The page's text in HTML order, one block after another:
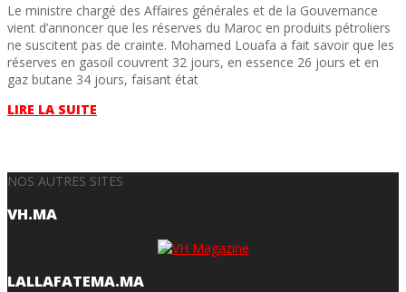
Le ministre chargé des Affaires générales et de la Gouvernance
vient d’annoncer que les réserves du Maroc en produits pétroliers
ne suscitent pas de crainte. Mohamed Louafa a fait savoir que les
réserves en gasoil couvrent 32 jours, en essence 26 jours et en
gaz butane 34 jours, faisant état
LIRE LA SUITE
NOS AUTRES SITES
VH.MA
LALLAFATEMA.MA